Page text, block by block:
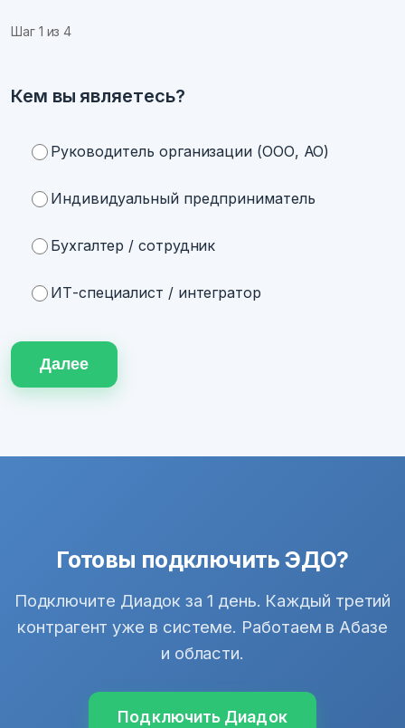
Шаг 1 из 4
Кем вы являетесь?
Руководитель организации (ООО, АО)
Индивидуальный предприниматель
Бухгалтер / сотрудник
ИТ-специалист / интегратор
Далее
Готовы подключить ЭДО?
Подключите Диадок за 1 день. Каждый третий
контрагент уже в системе. Работаем в Абазе
и области.
Подключить Диадок